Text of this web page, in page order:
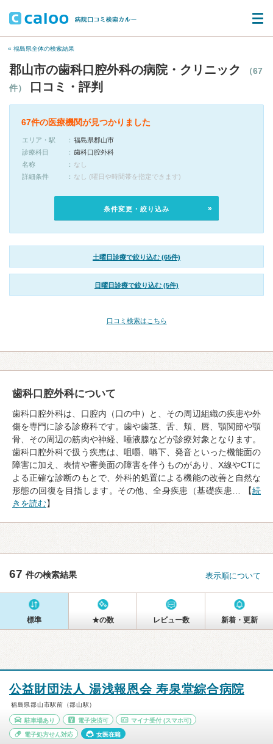
« 福島県全体の検索結果
郡山市の歯科口腔外科の病院・クリニック
（67
件）
口コミ・評判
67件の医療機関が見つかりました
エリア・駅
福島県郡山市
診療科目
歯科口腔外科
名称
なし
詳細条件
なし (曜日や時間帯を指定できます)
条件変更・絞り込み
土曜日診療で絞り込む (65件)
日曜日診療で絞り込む (5件)
口コミ検索はこちら
歯科口腔外科について
歯科口腔外科は、口腔内（口の中）と、その周辺組織の疾患や外
傷を専門に診る診療科です。歯や歯茎、舌、頬、唇、顎関節や顎
骨、その周辺の筋肉や神経、唾液腺などが診療対象となります。
歯科口腔外科で扱う疾患は、咀嚼、嚥下、発音といった機能面の
障害に加え、表情や審美面の障害を伴うものがあり、X線やCTに
よる正確な診断のもとで、外科的処置による機能の改善と自然な
形態の回復を目指します。その他、全身疾患（基礎疾患… 【続
きを読む】
67 件の検索結果 表示順について
標準 ★の数 レビュー数 新着・更新
公益財団法人 湯浅報恩会 寿泉堂綜合病院
福島県郡山市駅前（郡山駅）
駐車場あり 電子決済可 マイナ受付 (スマホ可)
電子処方せん対応 女医在籍